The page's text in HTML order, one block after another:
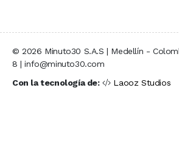
© 2026 Minuto30 S.A.S | Medellín -
8 | info@minuto30.com
Con la tecnología de:
Laooz Studios